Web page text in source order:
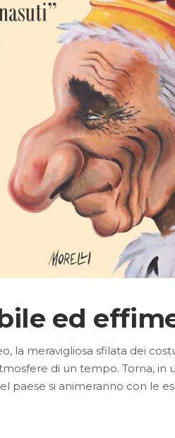
ed
meravigliosa sfilata dei
di un tempo. Torna, in
paese si animeranno con le